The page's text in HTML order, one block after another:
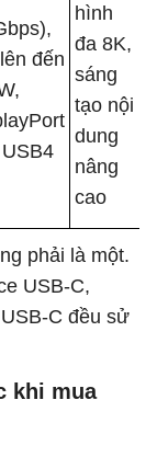
đến
hình
đa 8K,
sáng
tạo nội
dung
nâng
cao
phải là một.
USB-C,
C đều sử
khi mua